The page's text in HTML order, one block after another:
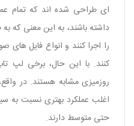
‌ای طراحی شده‌ اند که تمام
داشته باشند، به این معنی که
را اجرا کنند و انواع فایل‌ های
کنند. با این حال، برخی لپ‌
روزمیزی مشابه هستند. در
اغلب عملکرد بهتری نسبت به
حتی متوسط ​​دارند.